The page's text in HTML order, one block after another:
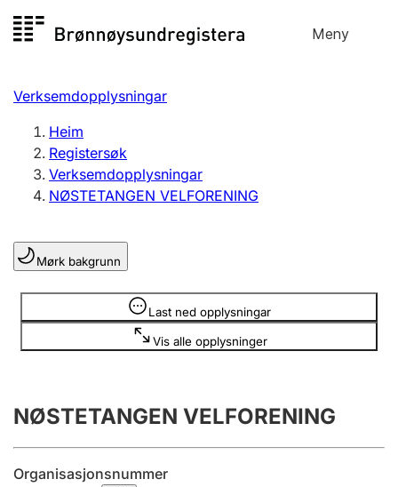
til
Meny
Registersøk
Aksjeselskap
Enkeltpersonføretak
Registrere, endre, slette
Lag og foreining
Registrere, endre, slette
Årsrekneskap
Innsending og forseinkingsgebyr
Verksemdopplysningar
Heim
Registersøk
Verksemdopplysningar
NØSTETANGEN VELFORENING
Mørk bakgrunn
Last ned opplysningar
Vis alle opplysninger
Opplysninger er skjult
NØSTETANGEN VELFORENING
Organisasjonsnummer